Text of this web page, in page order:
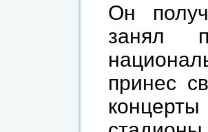
Он
занял
принес